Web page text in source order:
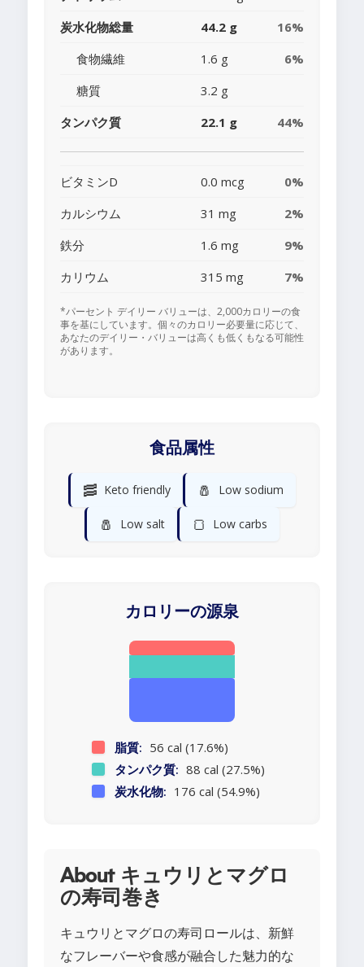
炭水化物総量
44.2 g
16%
食物繊維
1.6 g
6%
糖質
3.2 g
タンパク質
22.1 g 44%
ビタミンD 0.0 mcg
0%
カルシウム
31 mg
2%
鉄分
1.6 mg
9%
カリウム
315 mg 7%
*パーセント デイリー バリューは、2,000カロリーの食
事を基にしています。個々のカロリー必要量に応じて、
あなたのデイリー・バリューは高くも低くもなる可能性
があります。
食品属性
🥓 Keto friendly 🧂 Low sodium
🧂 Low salt 🍞 Low carbs
カロリーの源泉
脂質: 56 cal (17.6%)
タンパク質: 88 cal (27.5%)
炭水化物: 176 cal (54.9%)
About キュウリとマグロ
の寿司巻き
キュウリとマグロの寿司ロールは、新鮮
なフレーバーや食感が融合した魅力的な